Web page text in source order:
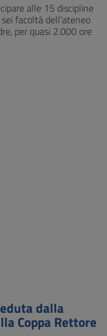
alle 15 discipline
facoltà dell’ateneo
per quasi 2.000 ore
dalla
Coppa Rettore